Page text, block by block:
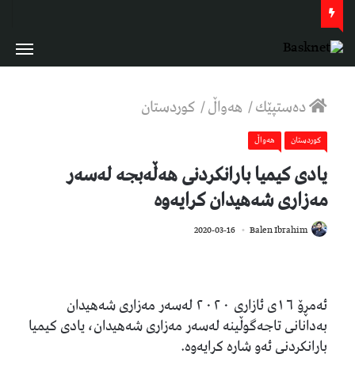
دەستپێك/ هەواڵ/ كوردستان
كوردستان هەواڵ
یادی کیمیا بارانکردنی هەڵەبجە لەسەر
مەزاری شەهیدان کرایەوە
Balen Ibrahim
2020-03-16
ئەمڕۆ ١٦ی ئازاری ٢٠٢٠ لەسەر مەزاری شەهیدان
بەدانانی تاجەگوڵینە لەسەر مەزاری شەهیدان، یادی کیمیا
بارانکردنی ئەو شارە کرایەوە.